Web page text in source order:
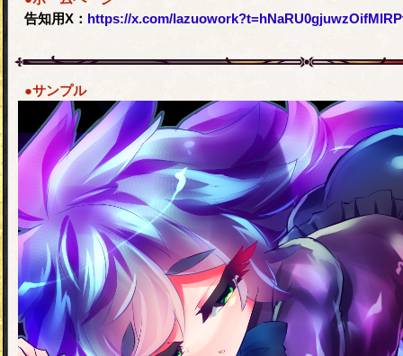
告知用X： https://x.com/
●サンプル